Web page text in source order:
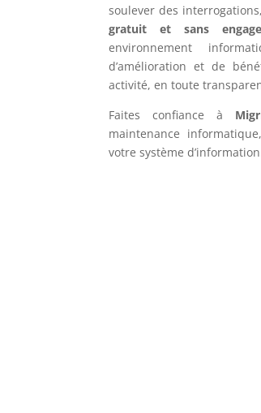
soulever des interrogations,
gratuit et sans
environnement
d’amélioration et de
activité, en toute
Faites confiance à
maintenance
votre système